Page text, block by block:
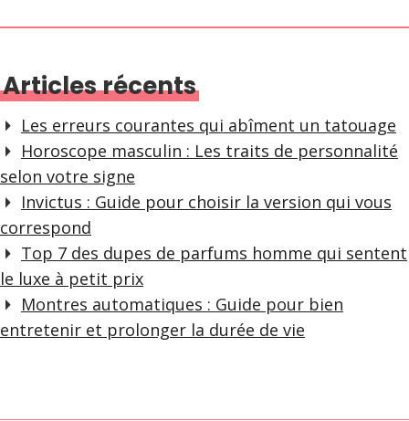
Articles récents
Les erreurs courantes qui abîment un tatouage
Horoscope masculin : Les traits de personnalité
selon votre signe
Invictus : Guide pour choisir la version qui vous
correspond
Top 7 des dupes de parfums homme qui sentent
le luxe à petit prix
Montres automatiques : Guide pour bien
entretenir et prolonger la durée de vie